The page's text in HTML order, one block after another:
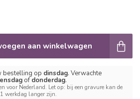
aan winkelwagen
bestelling op dinsdag. Verwachte
of donderdag.
voor Nederland. Let op: bij een gravure kan de
werkdag langer zijn.